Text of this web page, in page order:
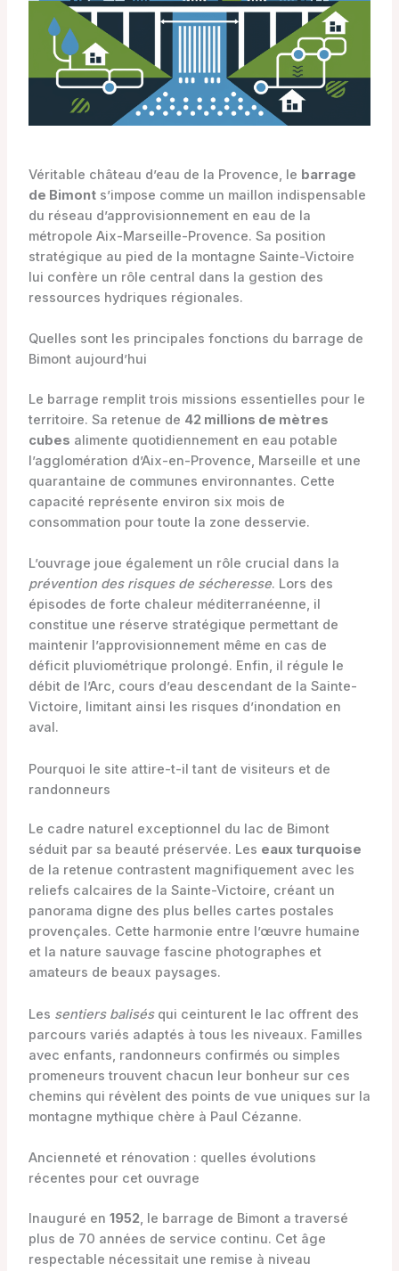
Véritable château d’eau de la Provence, le barrage
de Bimonts’impose comme un maillon indispensable
du réseau d’approvisionnement en eau de la
métropole Aix-Marseille-Provence. Sa position
stratégique au pied de la montagne Sainte-Victoire
lui confère un rôle central dans la gestion des
ressources hydriques régionales.
Quelles sont les principales fonctions du barrage de
Bimont aujourd’hui
Le barrage remplit trois missions essentielles pour le
territoire. Sa retenue de 42 millions de mètres
cubes alimente quotidiennement en eau potable
l’agglomération d’Aix-en-Provence, Marseille et une
quarantaine de communes environnantes. Cette
capacité représente environ six mois de
consommation pour toute la zone desservie.
L’ouvrage joue également un rôle crucial dans la
prévention des risques de sécheresse. Lors des
épisodes de forte chaleur méditerranéenne, il
constitue une réserve stratégique permettant de
maintenir l’approvisionnement même en cas de
déficit pluviométrique prolongé. Enfin, il régule le
débit de l’Arc, cours d’eau descendant de la Sainte-
Victoire, limitant ainsi les risques d’inondation en
aval.
Pourquoi le site attire-t-il tant de visiteurs et de
randonneurs
Le cadre naturel exceptionnel du lac de Bimont
séduit par sa beauté préservée. Les eaux turquoise
de la retenue contrastent magnifiquement avec les
reliefs calcaires de la Sainte-Victoire, créant un
panorama digne des plus belles cartes postales
provençales. Cette harmonie entre l’œuvre humaine
et la nature sauvage fascine photographes et
amateurs de beaux paysages.
Les sentiers balisésqui ceinturent le lac offrent des
parcours variés adaptés à tous les niveaux. Familles
avec enfants, randonneurs confirmés ou simples
promeneurs trouvent chacun leur bonheur sur ces
chemins qui révèlent des points de vue uniques sur la
montagne mythique chère à Paul Cézanne.
Ancienneté et rénovation : quelles évolutions
récentes pour cet ouvrage
Inauguré en 1952, le barrage de Bimont a traversé
plus de 70 années de service continu. Cet âge
respectable nécessitait une remise à niveau